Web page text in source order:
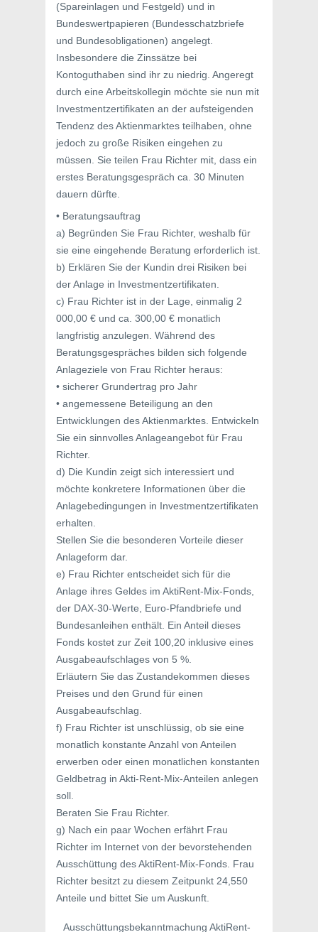
(Spareinlagen und Festgeld) und in
Bundeswertpapieren (Bundesschatzbriefe
und Bundesobligationen) angelegt.
Insbesondere die Zinssätze bei
Kontoguthaben sind ihr zu niedrig. Angeregt
durch eine Arbeitskollegin möchte sie nun mit
Investmentzertifikaten an der aufsteigenden
Tendenz des Aktienmarktes teilhaben, ohne
jedoch zu große Risiken eingehen zu
müssen. Sie teilen Frau Richter mit, dass ein
erstes Beratungsgespräch ca. 30 Minuten
dauern dürfte.
• Beratungsauftrag
a) Begründen Sie Frau Richter, weshalb für
sie eine eingehende Beratung erforderlich ist.
b) Erklären Sie der Kundin drei Risiken bei
der Anlage in Investmentzertifikaten.
c) Frau Richter ist in der Lage, einmalig 2
000,00 € und ca. 300,00 € monatlich
langfristig anzulegen. Während des
Beratungsgespräches bilden sich folgende
Anlageziele von Frau Richter heraus:
• sicherer Grundertrag pro Jahr
• angemessene Beteiligung an den
Entwicklungen des Aktienmarktes. Entwickeln
Sie ein sinnvolles Anlageangebot für Frau
Richter.
d) Die Kundin zeigt sich interessiert und
möchte konkretere Informationen über die
Anlagebedingungen in Investmentzertifikaten
erhalten.
Stellen Sie die besonderen Vorteile dieser
Anlageform dar.
e) Frau Richter entscheidet sich für die
Anlage ihres Geldes im AktiRent-Mix-Fonds,
der DAX-30-Werte, Euro-Pfandbriefe und
Bundesanleihen enthält. Ein Anteil dieses
Fonds kostet zur Zeit 100,20 inklusive eines
Ausgabeaufschlages von 5 %.
Erläutern Sie das Zustandekommen dieses
Preises und den Grund für einen
Ausgabeaufschlag.
f) Frau Richter ist unschlüssig, ob sie eine
monatlich konstante Anzahl von Anteilen
erwerben oder einen monatlichen konstanten
Geldbetrag in Akti-Rent-Mix-Anteilen anlegen
soll.
Beraten Sie Frau Richter.
g) Nach ein paar Wochen erfährt Frau
Richter im Internet von der bevorstehenden
Ausschüttung des AktiRent-Mix-Fonds. Frau
Richter besitzt zu diesem Zeitpunkt 24,550
Anteile und bittet Sie um Auskunft.
Ausschüttungsbekanntmachung AktiRent-